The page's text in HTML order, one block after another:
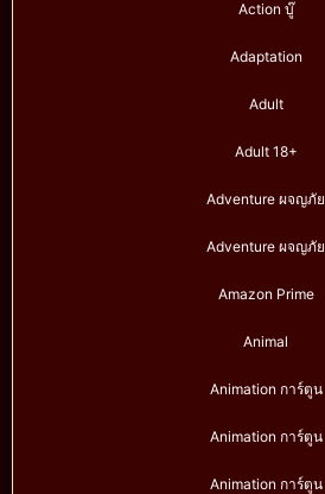
Action บู๊
Adaptation
Adult
Adult 18+
Adventure ผจญภัย
Adventure ผจญภัย
Amazon Prime
Animal
Animation การ์ตูน
Animation การ์ตูน
Animation การ์ตูน